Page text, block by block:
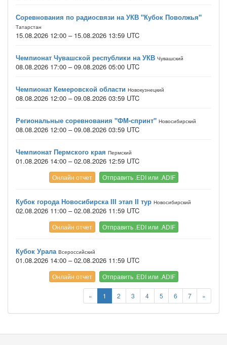
Соревнования по радиосвязи на УКВ "Кубок Поволжья"
Татарстан
15.08.2026 12:00 – 15.08.2026 13:59 UTC
Чемпионат Чувашской республики на УКВ Чувашский
08.08.2026 17:00 – 09.08.2026 05:00 UTC
Чемпионат Кемеровской области Новокузнецкий
08.08.2026 12:00 – 09.08.2026 03:59 UTC
Региональные соревнования "ФМ-спринт" Новосибирский
08.08.2026 12:00 – 09.08.2026 03:59 UTC
Чемпионат Пермского края Пермский
01.08.2026 14:00 – 02.08.2026 12:59 UTC
Онлайн отчет Отправить .EDI или .ADIF
Кубок города Новосибирска III этап II тур Новосибирский
02.08.2026 11:00 – 02.08.2026 11:59 UTC
Онлайн отчет Отправить .EDI или .ADIF
Кубок Урала Всероссийский
01.08.2026 14:00 – 02.08.2026 11:59 UTC
Онлайн отчет Отправить .EDI или .ADIF
« 1 2 3 4 5 6 7 »